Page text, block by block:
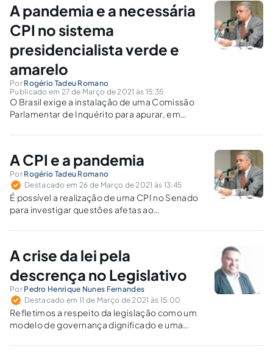
A pandemia e a necessária
CPI no sistema
presidencialista verde e
amarelo
Por Rogério Tadeu Romano
Publicado em 27 de Março de 2021 às 15:35
O Brasil exige a instalação de uma Comissão
Parlamentar de Inquérito para apurar, em
centenas de milhares de brasileiros. Os erros
precisam ser decifrados.
A CPI e a pandemia
Por Rogério Tadeu Romano
Destacado em 26 de Março de 2021 às 13:45
É possível a realização de uma CPI no Senado
para investigar questões afetas ao
pandemia?
A crise da lei pela
descrença no Legislativo
Por Pedro Henrique Nunes Fernandes
Destacado em 11 de Março de 2021 às 15:00
Refletimos a respeito da legislação como um
modelo de governança dignificado e uma
má-fama presente na filosofia jurídica e